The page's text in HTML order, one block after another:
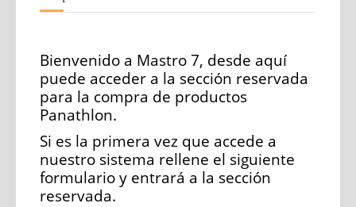
Bienvenido a Mastro 7, desde aquí
puede acceder a la sección reservada
para la compra de productos
Panathlon.
Si es la primera vez que accede a
nuestro sistema rellene el siguiente
formulario y entrará a la sección
reservada.